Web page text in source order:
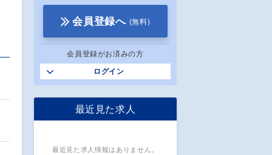
会員登録へ (無料)
会員登録がお済みの方
ログイン
最近見た求人
最近見た求人情報はありません。